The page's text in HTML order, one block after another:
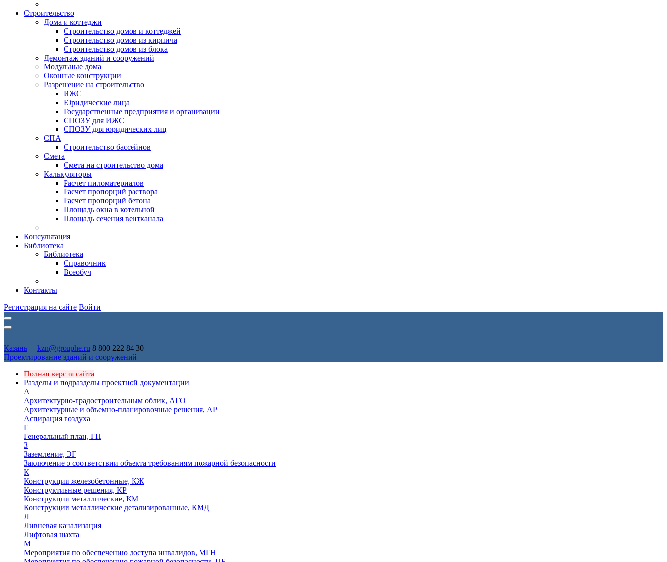
Строительство
Дома и коттеджи
Строительство домов и коттеджей
Строительство домов из кирпича
Строительство домов из блока
Демонтаж зданий и сооружений
Модульные дома
Оконные конструкции
Разрешение на строительство
ИЖС
Юридические лица
Государственные предприятия и организации
СПОЗУ для ИЖС
СПОЗУ для юридических лиц
СПА
Строительство бассейнов
Смета
Смета на строительство дома
Калькуляторы
Расчет пиломатериалов
Расчет пропорций раствора
Расчет пропорций бетона
Площадь окна в котельной
Площадь сечения вентканала
Консультация
Библиотека
Библиотека
Справочник
Всеобуч
Контакты
Регистрация на сайте Войти
Казань kzn@grouphe.ru 8 800 222 84 30
Проектирование зданий и сооружений
Полная версия сайта
Разделы и подразделы проектной документации
А
Архитектурно-градостроительным облик, АГО
Архитектурные и объемно-планировочные решения, АР
Аспирация воздуха
Г
Генеральный план, ГП
З
Заземление, ЭГ
Заключение о соответствии объекта требованиям пожарной безопасности
К
Конструкции железобетонные, КЖ
Конструктивные решения, КР
Конструкции металлические, КМ
Конструкции металлические детализированные, КМД
Л
Ливневая канализация
Лифтовая шахта
М
Мероприятия по обеспечению доступа инвалидов, МГН